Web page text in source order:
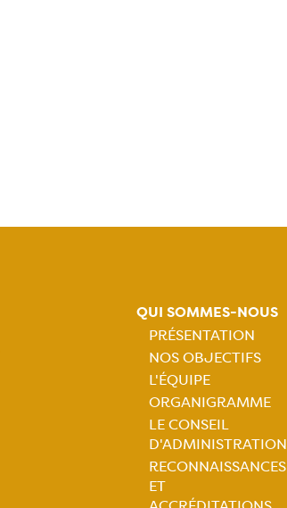
QUI SOMMES-NOUS
Navigation
principale
PRÉSENTATION
NOS OBJECTIFS
L'ÉQUIPE
ORGANIGRAMME
LE CONSEIL
D'ADMINISTRATION
RECONNAISSANCES
ET